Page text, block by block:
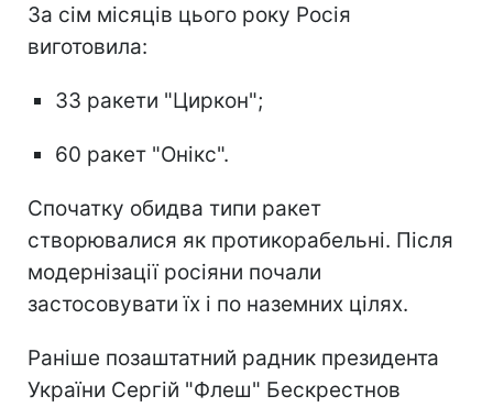
За сім місяців цього року Росія
виготовила:
33 ракети "Циркон";
60 ракет "Онікс".
Спочатку обидва типи ракет
створювалися як протикорабельні. Після
модернізації росіяни почали
застосовувати їх і по наземних цілях.
Раніше позаштатний радник президента
України Сергій "Флеш" Бескрестнов